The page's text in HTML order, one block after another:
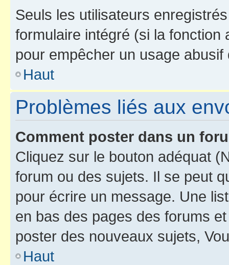
Seuls les utilisateurs
formulaire intégré (si la fonction
pour empêcher un usage
Haut
Problèmes liés aux
Comment poster dans un
Cliquez sur le bouton adéquat
forum ou des sujets. Il se peut
pour écrire un message. Une
en bas des pages des forums
poster des nouveaux sujets,
Haut